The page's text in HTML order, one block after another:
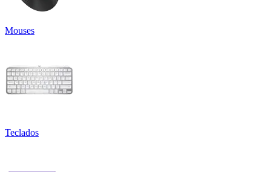
Mouses
Teclados